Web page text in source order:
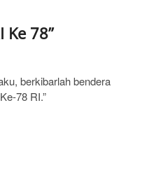
Ke 78”
berkibarlah bendera
78 RI.”